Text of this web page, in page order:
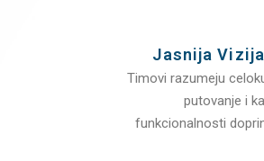
Jasnija
Timovi razumeju
putovanje i
funkcionalnosti